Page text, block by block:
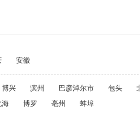
安徽
博兴 滨州 巴彦淖尔市 包头
海 博罗 亳州 蚌埠